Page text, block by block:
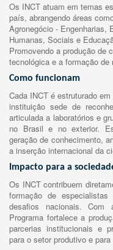
Os INCT atuam em temas
país, abrangendo áreas
Agronegócio - Engenharias,
Humanas, Sociais e
Promovendo a produção de
tecnológica e a formação
Como funcionam
Cada INCT é estruturado
instituição sede de
articulada a laboratórios e
no Brasil e no exterior.
geração de conhecimento,
a inserção internacional da
Impacto para a
Os INCT contribuem
formação de
desafios nacionais. Com
Programa fortalece a
parcerias institucionais e
para o setor produtivo e